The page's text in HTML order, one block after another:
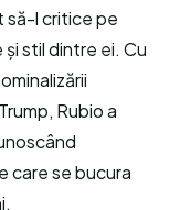
să-l critice pe
stil dintre ei. Cu
Rubio a
care se bucura